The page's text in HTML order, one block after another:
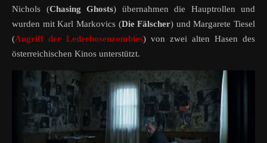
Nichols (Chasing Ghosts) übernahmen die Hauptrollen und
wurden mit Karl Markovics (Die Fälscher) und Margarete Tiesel
(Angriff der Lederhosenzombies) von zwei alten Hasen des
österreichischen Kinos unterstützt.